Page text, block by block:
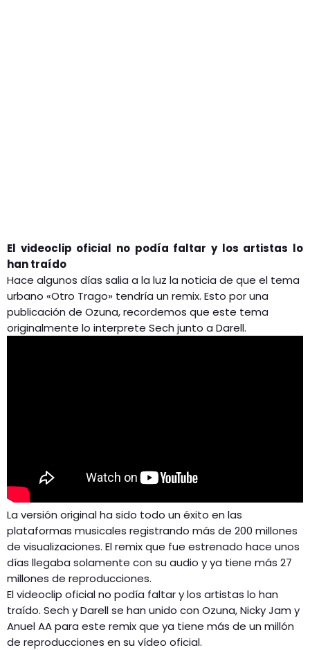
El videoclip oficial no podía faltar y los artistas lo
han traído
Hace algunos días salia a la luz la noticia de que el tema
urbano «Otro Trago» tendría un remix. Esto por una
publicación de Ozuna, recordemos que este tema
originalmente lo interprete Sech junto a Darell.
La versión original ha sido todo un éxito en las
plataformas musicales registrando más de 200 millones
de visualizaciones. El remix que fue estrenado hace unos
días llegaba solamente con su audio y ya tiene más 27
millones de reproducciones.
El videoclip oficial no podía faltar y los artistas lo han
traído. Sech y Darell se han unido con Ozuna, Nicky Jam y
Anuel AA para este remix que ya tiene más de un millón
de reproducciones en su vídeo oficial.